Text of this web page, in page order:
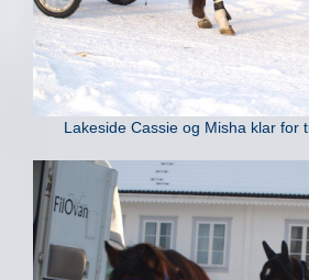
Lakeside Cassie og Misha klar for